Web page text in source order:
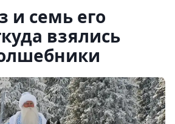
и семь его
взялись